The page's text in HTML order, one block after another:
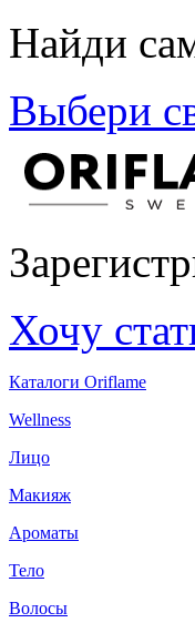
Найди
Выбери
Хочу
Каталоги Oriflame
Wellness
Лицо
Макияж
Ароматы
Тело
Волосы